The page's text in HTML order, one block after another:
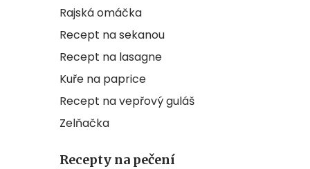
Rajská omáčka
Recept na sekanou
Recept na lasagne
Kuře na paprice
Recept na vepřový guláš
Zelňačka
Recepty na pečení